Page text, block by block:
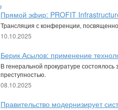
Прямой эфир: PROFIT
Трансляция с конференции,
10.10.2025
Берик Асылов: применение
В генеральной прокуратуре
преступностью.
08.10.2025
Правительство модернизирует